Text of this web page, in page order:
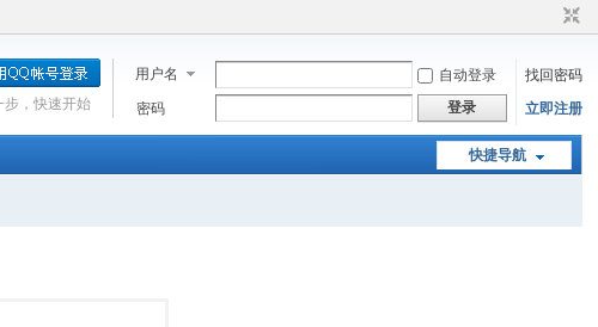
用户名 自动登录
找回密码
密码
登录 立即注册
步，快速开始
快捷导航